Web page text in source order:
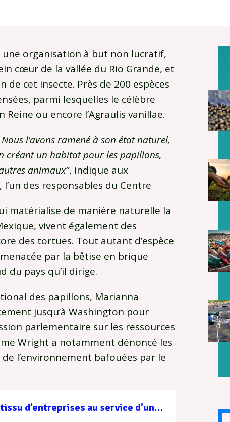
organisation à but non lucratif,
cœur de la vallée du Rio Grande, et
cet insecte. Près de 200 espèces
parmi lesquelles le célèbre
ou encore l’Agraulis vanillae.
l’avons ramené à son état naturel,
créant un habitat pour les papillons,
animaux”, indique aux
l’un des responsables du Centre
matérialise de manière naturelle la
vivent également des
des tortues. Tout autant d’espèce
par la bêtise en brique
du pays qu’il dirige.
des papillons, Marianna
jusqu’à Washington pour
parlementaire sur les ressources
Wright a notamment dénoncé les
l’environnement bafouées par le
Filière forêt-bois : un tissu d’entreprises au service d’une gestion durable